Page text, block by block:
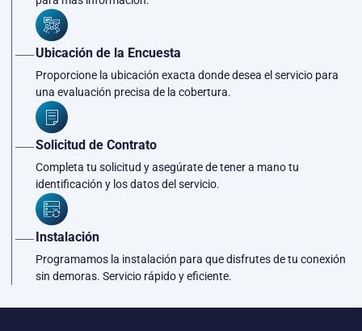
Ubicación de la Encuesta
Proporcione la ubicación exacta donde desea el servicio para
una evaluación precisa de la cobertura.
Solicitud de Contrato
Completa tu solicitud y asegúrate de tener a mano tu
identificación y los datos del servicio.
Instalación
Programamos la instalación para que disfrutes de tu conexión
sin demoras. Servicio rápido y eficiente.